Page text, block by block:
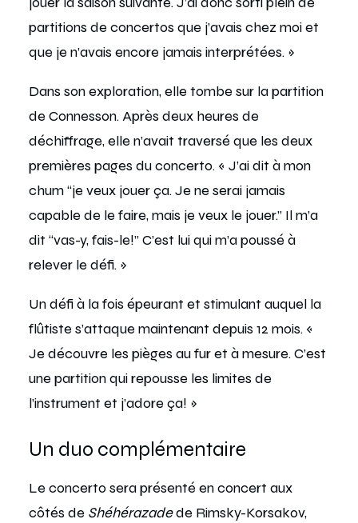
partitions de concertos que j’avais chez moi et
que je n’avais encore jamais interprétées. »
Dans son exploration, elle tombe sur la partition
de Connesson. Après deux heures de
déchiffrage, elle n’avait traversé que les deux
premières pages du concerto. « J’ai dit à mon
chum “je veux jouer ça. Je ne serai jamais
capable de le faire, mais je veux le jouer.” Il m’a
dit “vas-y, fais-le!” C’est lui qui m’a poussé à
relever le défi. »
Un défi à la fois épeurant et stimulant auquel la
flûtiste s’attaque maintenant depuis 12 mois. «
Je découvre les pièges au fur et à mesure. C’est
une partition qui repousse les limites de
l’instrument et j’adore ça! »
Un duo complémentaire
Le concerto sera présenté en concert aux
côtés de Shéhérazadede Rimsky-Korsakov,